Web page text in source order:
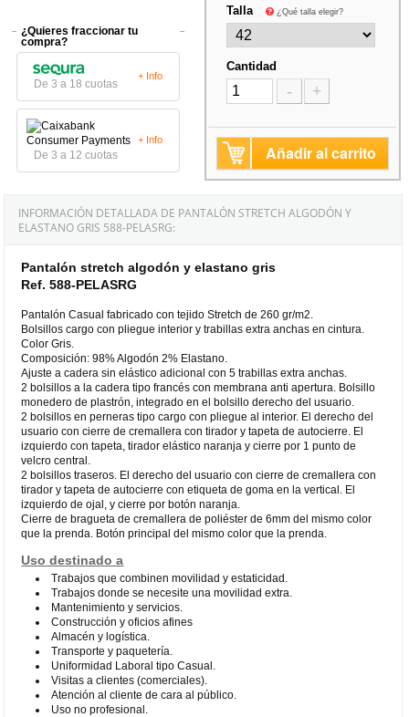
¿Quieres fraccionar tu
compra?
De 3 a 18 cuotas
+ Info
De 3 a 12 cuotas
+ Info
Talla ¿Qué talla elegir?
Cantidad
- +
Añadir al carrito
INFORMACIÓN DETALLADA DE PANTALÓN STRETCH ALGODÓN Y
ELASTANO GRIS 588-PELASRG:
Pantalón stretch algodón y elastano gris
Ref. 588-PELASRG
Pantalón Casual fabricado con tejido Stretch de 260 gr/m2.
Bolsillos cargo con pliegue interior y trabillas extra anchas en cintura.
Color Gris.
Composición: 98% Algodón 2% Elastano.
Ajuste a cadera sin elástico adicional con 5 trabillas extra anchas.
2 bolsillos a la cadera tipo francés con membrana anti apertura. Bolsillo
monedero de plastrón, integrado en el bolsillo derecho del usuario.
2 bolsillos en perneras tipo cargo con pliegue al interior. El derecho del
usuario con cierre de cremallera con tirador y tapeta de autocierre. El
izquierdo con tapeta, tirador elástico naranja y cierre por 1 punto de
velcro central.
2 bolsillos traseros. El derecho del usuario con cierre de cremallera con
tirador y tapeta de autocierre con etiqueta de goma en la vertical. El
izquierdo de ojal, y cierre por botón naranja.
Cierre de bragueta de cremallera de poliéster de 6mm del mismo color
que la prenda. Botón principal del mismo color que la prenda.
Uso destinado a
Trabajos que combinen movilidad y estaticidad.
Trabajos donde se necesite una movilidad extra.
Mantenimiento y servicios.
Construcción y oficios afines
Almacén y logística.
Transporte y paquetería.
Uniformidad Laboral tipo Casual.
Visitas a clientes (comerciales).
Atención al cliente de cara al público.
Uso no profesional.